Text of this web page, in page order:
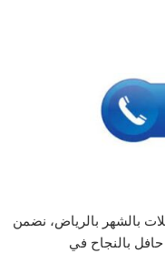
بالشهر بالرياض، نضمن
بالنجاح في